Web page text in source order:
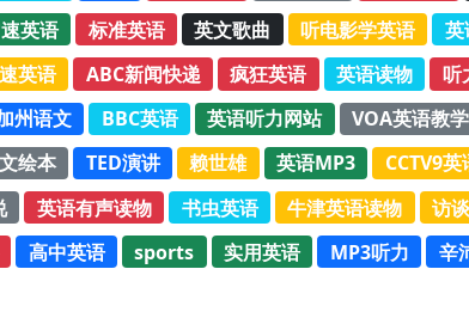
英语 标准英语 英文歌曲 听电影学英语 英
英语 ABC新闻快递 疯狂英语 英语读物 听
州语文 BBC英语 英语听力网站 VOA英语教学
绘本 TED演讲 赖世雄 英语MP3 CCTV9
英语有声读物 书虫英语 牛津英语读物 访
高中英语 sports 实用英语 MP3听力 辛